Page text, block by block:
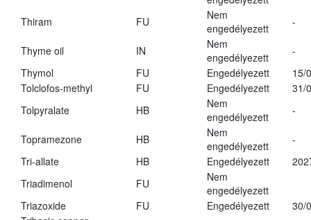
Thiram FU
Nem
engedélyezett
-
Thyme oil IN
Nem
engedélyezett
-
Thymol
FU Engedélyezett
15/
Tolclofos-methyl
FU Engedélyezett
31/
Tolpyralate
HB
Nem
engedélyezett
-
Topramezone HB
Nem
engedélyezett
-
Tri-allate
HB Engedélyezett
Triadimenol
FU
Nem
engedélyezett
Triazoxide
FU Engedélyezett
30/